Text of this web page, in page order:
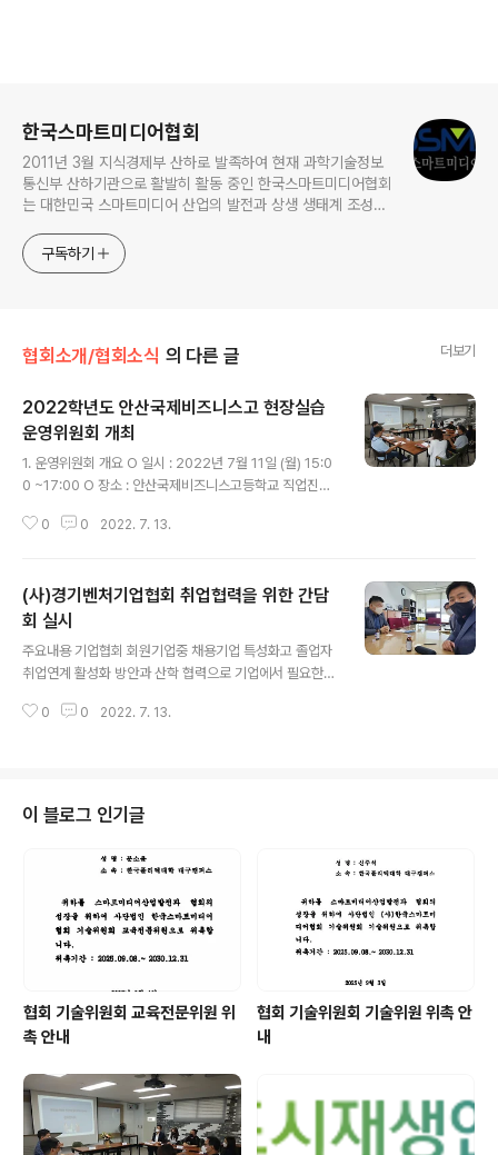
한국스마트미디어협회
2011년 3월 지식경제부 산하로 발족하여 현재 과학기술정보
통신부 산하기관으로 활발히 활동 중인 한국스마트미디어협회
는 대한민국 스마트미디어 산업의 발전과 상생 생태계 조성을
제작, 홍보, 모바일 서비스 등 다양한 분야의 300여 개 기업
및 기관이 주요 회원사로 참여하여 상생을 통한 새로운 부가가
구독하기
협회소개/협회소식 의 다른 글 더보기
2022학년도 안산국제비즈니스고 현장실습
운영위원회 개최
1. 운영위원회 개요 O 일시 : 2022년 7월 11일 (월) 15:0
0 ~17:00 O 장소 : 안산국제비즈니스고등학교 직업진로
특성화부장, 보건간호부장, 현장실습 1계, 2계담당교사, 학
표, 산업안전전문가 대표 (5명) 2. 2022년 학습중심 현장
실습 세부운영 계획 현장실습은 산학협력을 기반으로 학교
에서 배운 지식과 기술을 경험하고 적용함으로써, 진로와
관련하여 취업 및 직무수행에 필요한 지식·기술·태도를 습
한 직업 체험 및 일을 통한 학습중심 현장실습을 의미한다
0 0 2022. 7. 13.
(사)경기벤처기업협회 취업협력을 위한 간담
회 실시
주요내용 기업협회 회원기업중 채용기업 특성화고 졸업자
취업연계 활성화 방안과 산학 협력으로 기업에서 필요한
년 7월 04일 (월) 2. 장소 : (사)경기벤처기업협회 회의실 (
용노동부에서 매년 추진 하는 K디지탈사업 스마트아카데
미 사업 관련 검토후 추진 예정임 기대효과 협력기업 신규
인력 채용시 관련업무에 필요한 인재를 특성화고에서 추천
현장실습을 통하여 직무수행능력에 따라 기업채용 업무 지
0 0 2022. 7. 13.
이 블로그 인기글
협회 기술위원회 교육전문위원 위
촉 안내
협회 기술위원회 기술위원 위촉 안
내